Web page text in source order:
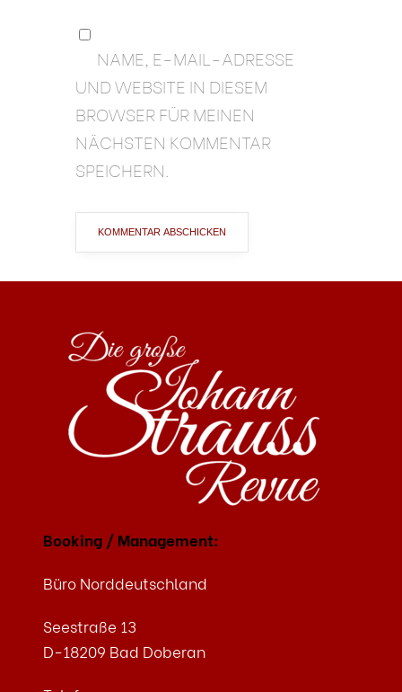
NAME, E-MAIL-ADRESSE
UND WEBSITE IN DIESEM
BROWSER FÜR MEINEN
NÄCHSTEN KOMMENTAR
SPEICHERN.
Booking / Management:
Büro Norddeutschland
Seestraße 13
D-18209 Bad Doberan